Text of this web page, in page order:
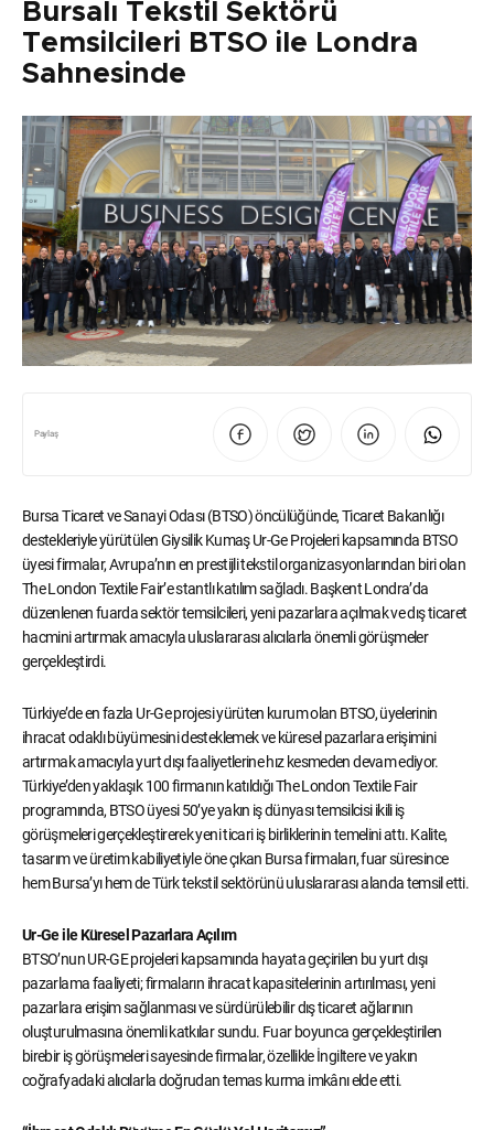
Bursalı Tekstil Sektörü
Temsilcileri BTSO ile Londra
Sahnesinde
Paylaş
Bursa Ticaret ve Sanayi Odası (BTSO) öncülüğünde, Ticaret Bakanlığı
destekleriyle yürütülen Giysilik Kumaş Ur-Ge Projeleri kapsamında BTSO
üyesi firmalar, Avrupa’nın en prestijli tekstil organizasyonlarından biri olan
The London Textile Fair’e stantlı katılım sağladı. Başkent Londra’da
düzenlenen fuarda sektör temsilcileri, yeni pazarlara açılmak ve dış ticaret
hacmini artırmak amacıyla uluslararası alıcılarla önemli görüşmeler
gerçekleştirdi.
Türkiye’de en fazla Ur-Ge projesi yürüten kurum olan BTSO, üyelerinin
ihracat odaklı büyümesini desteklemek ve küresel pazarlara erişimini
artırmak amacıyla yurt dışı faaliyetlerine hız kesmeden devam ediyor.
Türkiye’den yaklaşık 100 firmanın katıldığı The London Textile Fair
programında, BTSO üyesi 50’ye yakın iş dünyası temsilcisi ikili iş
görüşmeleri gerçekleştirerek yeni ticari iş birliklerinin temelini attı. Kalite,
tasarım ve üretim kabiliyetiyle öne çıkan Bursa firmaları, fuar süresince
hem Bursa’yı hem de Türk tekstil sektörünü uluslararası alanda temsil etti.
Ur-Ge ile Küresel Pazarlara Açılım
BTSO’nun UR-GE projeleri kapsamında hayata geçirilen bu yurt dışı
pazarlama faaliyeti; firmaların ihracat kapasitelerinin artırılması, yeni
pazarlara erişim sağlanması ve sürdürülebilir dış ticaret ağlarının
oluşturulmasına önemli katkılar sundu. Fuar boyunca gerçekleştirilen
birebir iş görüşmeleri sayesinde firmalar, özellikle İngiltere ve yakın
coğrafyadaki alıcılarla doğrudan temas kurma imkânı elde etti.